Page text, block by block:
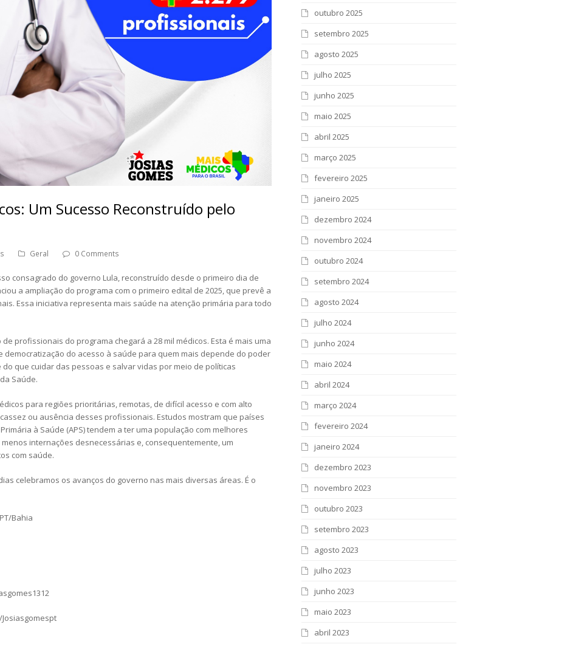
Um Sucesso Reconstruído pelo
Geral 0 Comments
consagrado do governo Lula, reconstruído desde o primeiro dia de
a ampliação do programa com o primeiro edital de 2025, que prevê a
Essa iniciativa representa mais saúde na atenção primária para todo
profissionais do programa chegará a 28 mil médicos. Esta é mais uma
democratização do acesso à saúde para quem mais depende do poder
que cuidar das pessoas e salvar vidas por meio de políticas
Saúde.
para regiões prioritárias, remotas, de difícil acesso e com alto
ou ausência desses profissionais. Estudos mostram que países
à Saúde (APS) tendem a ter uma população com melhores
internações desnecessárias e, consequentemente, um
com saúde.
celebramos os avanços do governo nas mais diversas áreas. É o
Bahia
outubro 2025
setembro 2025
agosto 2025
julho 2025
junho 2025
maio 2025
abril 2025
março 2025
fevereiro 2025
janeiro 2025
dezembro 2024
novembro 2024
outubro 2024
setembro 2024
agosto 2024
julho 2024
junho 2024
maio 2024
abril 2024
março 2024
fevereiro 2024
janeiro 2024
dezembro 2023
novembro 2023
outubro 2023
setembro 2023
agosto 2023
julho 2023
junho 2023
maio 2023
abril 2023